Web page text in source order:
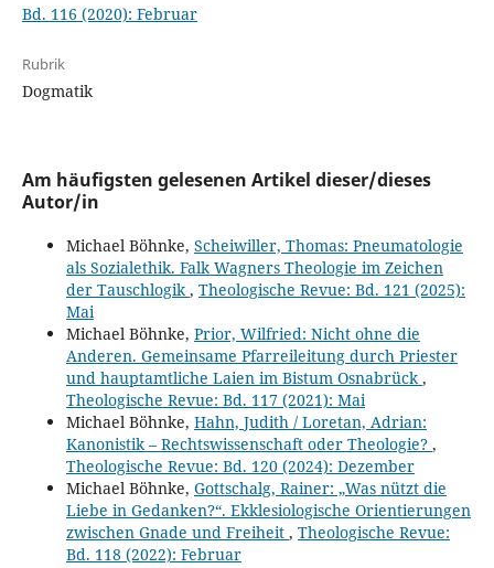
Bd. 116 (2020): Februar
Rubrik
Dogmatik
Am häufigsten gelesenen Artikel dieser/dieses
Autor/in
Michael Böhnke, Scheiwiller, Thomas: Pneumatologie
als Sozialethik. Falk Wagners Theologie im Zeichen
der Tauschlogik, Theologische Revue: Bd. 121 (2025):
Mai
Michael Böhnke, Prior, Wilfried: Nicht ohne die
Anderen. Gemeinsame Pfarreileitung durch Priester
und hauptamtliche Laien im Bistum Osnabrück,
Theologische Revue: Bd. 117 (2021): Mai
Michael Böhnke, Hahn, Judith / Loretan, Adrian:
Kanonistik – Rechtswissenschaft oder Theologie? ,
Theologische Revue: Bd. 120 (2024): Dezember
Michael Böhnke, Gottschalg, Rainer: „Was nützt die
Liebe in Gedanken?“. Ekklesiologische Orientierungen
zwischen Gnade und Freiheit , Theologische Revue:
Bd. 118 (2022): Februar